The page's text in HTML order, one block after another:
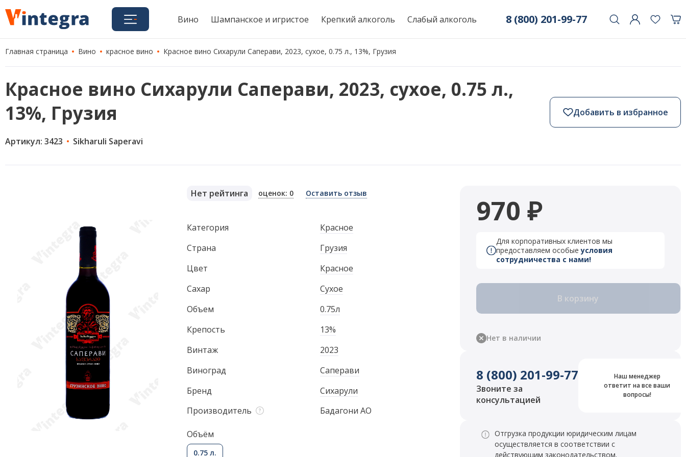
Вино Шампанское и игристое Крепкий алкоголь Слабый алкоголь 8 (800) 201-99-77
Главная страница Вино красное вино Красное вино Сихарули Саперави, 2023, сухое, 0.75 л., 13%, Грузия
Красное вино Сихарули Саперави, 2023, сухое, 0.75 л.,
13%, Грузия
Артикул: 3423 Sikharuli Saperavi
Добавить в избранное
Нет рейтинга оценок: 0 Оставить отзыв
Категория
Красное
Страна
Грузия
Цвет
Красное
Сахар
Сухое
Объем
0.75л
Крепость
13%
Винтаж
2023
Виноград
Саперави
Бренд
Сихарули
Производитель
Бадагони АО
Объём
0.75 л.
970 ₽
Для корпоративных клиентов мы
предоставляем особыеусловия
сотрудничества с нами!
В корзину
Нет в наличии
8 (800) 201-99-77
Звоните за
консультацией
Наш менеджер
ответит на все ваши
вопросы!
Отгрузка продукции юридическим лицам
осуществляется в соответствии с
действующим законодательством.